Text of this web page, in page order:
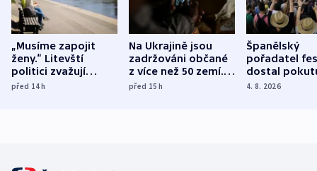
„Musíme zapojit
ženy.“ Litevští
politici zvažují
dohodu o
před 14h
Na Ukrajině jsou
zadržováni občané
z více než 50 zemí.
Bojovali na straně
před 15h
Španělský
pořadatel
dostal
nekalé
4. 8. 2026